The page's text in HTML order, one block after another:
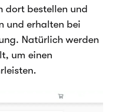
dort bestellen und
und erhalten bei
Natürlich werden
um einen